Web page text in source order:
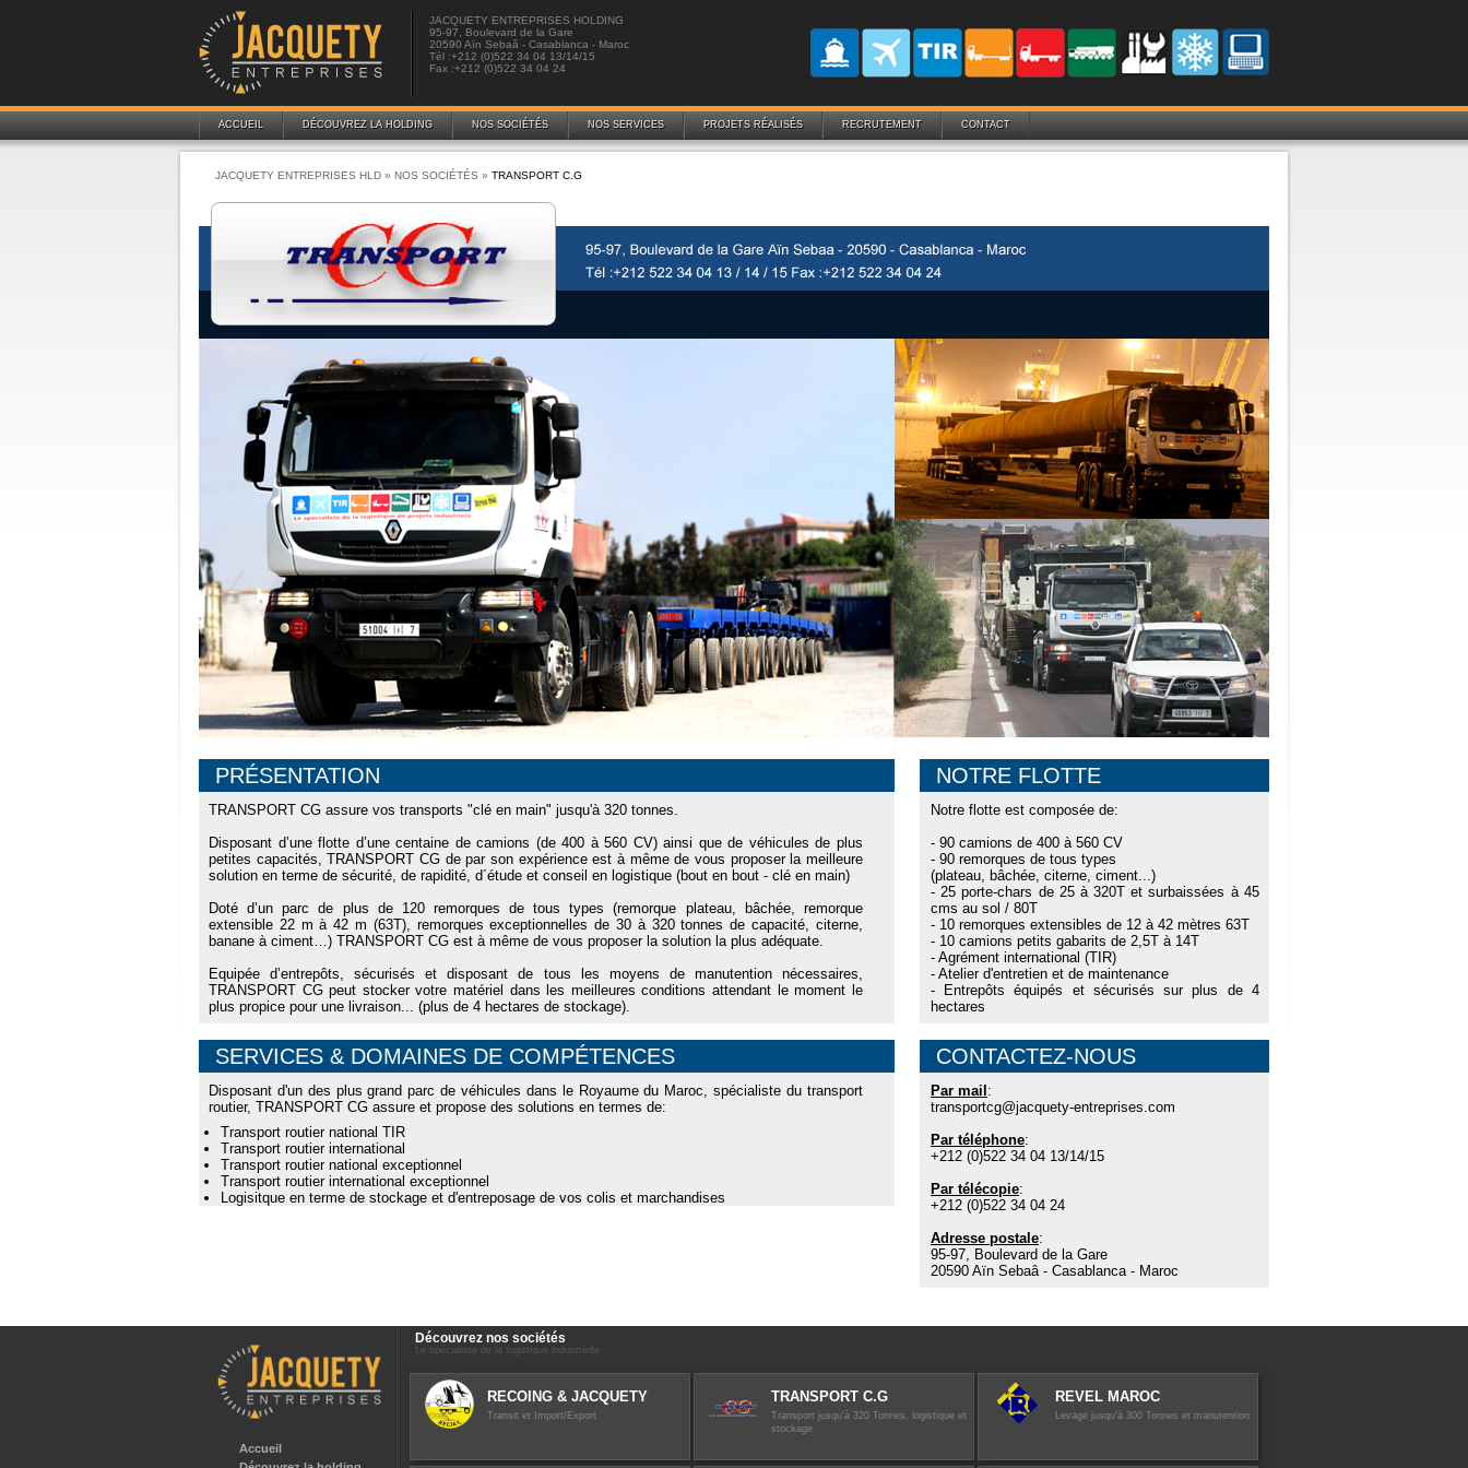
JACQUETY ENTREPRISES HOLDING
95-97, Boulevard de la Gare
20590 Aïn Sebaâ - Casablanca - Maroc
Tél :+212 (0)522 34 04 13/14/15
Fax :+212 (0)522 34 04 24
ACCUEIL DÉCOUVREZ LA HOLDING NOS SOCIÉTÉS NOS SERVICES PROJETS RÉALISÉS RECRUTEMENT CONTACT
JACQUETY ENTREPRISES HLD » NOS SOCIÉTÉS » TRANSPORT C.G
PRÉSENTATION
TRANSPORT CG assure vos transports "clé en main" jusqu'à 320 tonnes.
Disposant d’une flotte d’une centaine de camions (de 400 à 560 CV) ainsi que de véhicules de plus
petites capacités, TRANSPORT CG de par son expérience est à même de vous proposer la meilleure
solution en terme de sécurité, de rapidité, d´étude et conseil en logistique (bout en bout - clé en main)
Doté d’un parc de plus de 120 remorques de tous types (remorque plateau, bâchée, remorque
extensible 22 m à 42 m (63T), remorques exceptionnelles de 30 à 320 tonnes de capacité, citerne,
banane à ciment…) TRANSPORT CG est à même de vous proposer la solution la plus adéquate.
Equipée d’entrepôts, sécurisés et disposant de tous les moyens de manutention nécessaires,
TRANSPORT CG peut stocker votre matériel dans les meilleures conditions attendant le moment le
plus propice pour une livraison... (plus de 4 hectares de stockage).
SERVICES & DOMAINES DE COMPÉTENCES
Disposant d'un des plus grand parc de véhicules dans le Royaume du Maroc, spécialiste du transport
routier, TRANSPORT CG assure et propose des solutions en termes de:
Transport routier national TIR
Transport routier international
Transport routier national exceptionnel
Transport routier international exceptionnel
Logisitque en terme de stockage et d'entreposage de vos colis et marchandises
NOTRE FLOTTE
Notre flotte est composée de:
- 90 camions de 400 à 560 CV
- 90 remorques de tous types
(plateau, bâchée, citerne, ciment...)
- 25 porte-chars de 25 à 320T et surbaissées à 45
cms au sol / 80T
- 10 remorques extensibles de 12 à 42 mètres 63T
- 10 camions petits gabarits de 2,5T à 14T
- Agrément international (TIR)
- Atelier d'entretien et de maintenance
- Entrepôts équipés et sécurisés sur plus de 4
hectares
CONTACTEZ-NOUS
Par mail:
transportcg@jacquety-entreprises.com
Par téléphone:
+212 (0)522 34 04 13/14/15
Par télécopie:
+212 (0)522 34 04 24
Adresse postale:
95-97, Boulevard de la Gare
20590 Aïn Sebaâ - Casablanca - Maroc
Accueil
Découvrez nos sociétés
Le spécialiste de la logistique industrielle
RECOING & JACQUETY
Transit et Import/Export
TRANSPORT C.G
Transport jusqu'à 320 Tonnes, logistique et
stockage
REVEL MAROC
Levage jusqu'à 300 Tonnes et manutention